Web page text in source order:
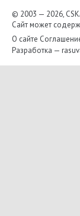
© 2003 — 2026,
Сайт может
О сайте
Разработка —